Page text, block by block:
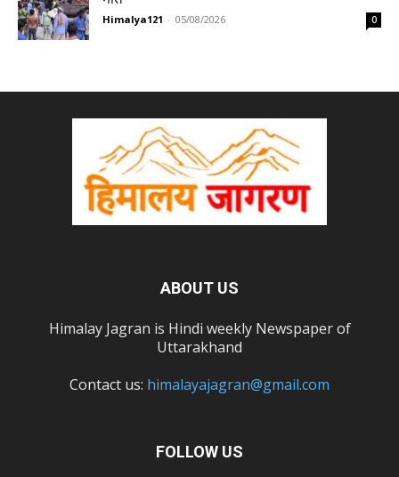
Himalya121 - 05/08/2026 0
ABOUT US
Himalay Jagran is Hindi weekly Newspaper of
Uttarakhand
Contact us: himalayajagran@gmail.com
FOLLOW US